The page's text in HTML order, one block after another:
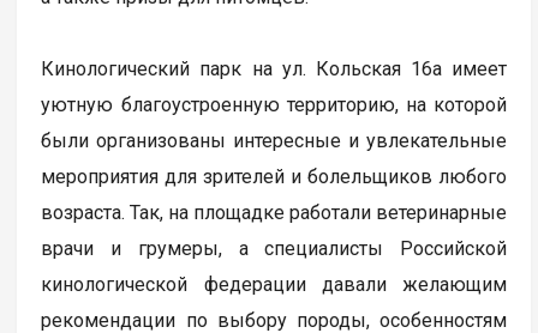
Кинологический парк на ул. Кольская 16а имеет
уютную благоустроенную территорию, на которой
были организованы интересные и увлекательные
мероприятия для зрителей и болельщиков любого
возраста. Так, на площадке работали ветеринарные
врачи и грумеры, а специалисты Российской
кинологической федерации давали желающим
рекомендации по выбору породы, особенностям